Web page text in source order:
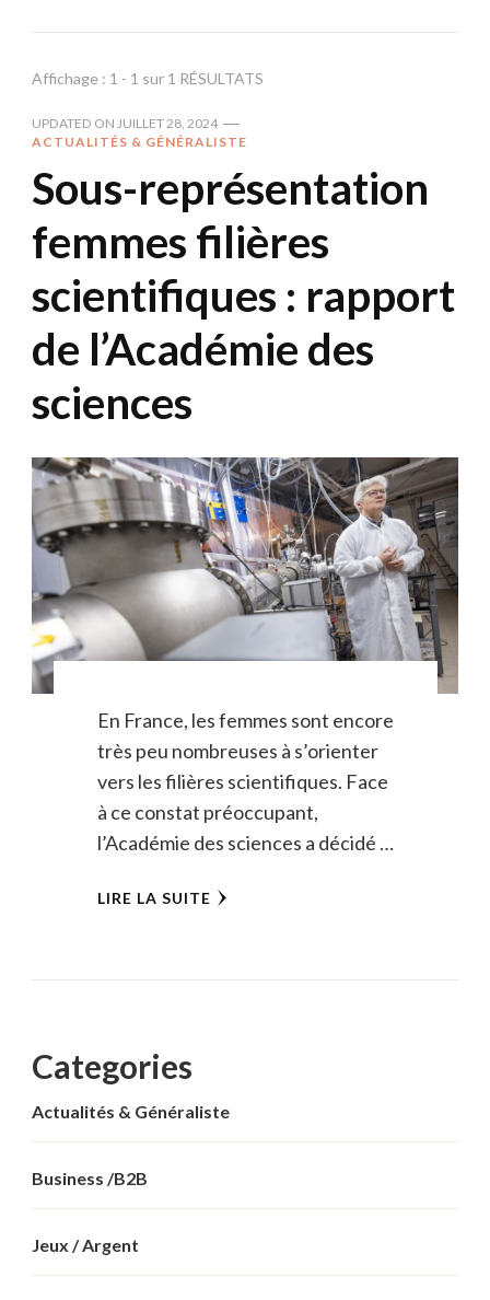
Affichage : 1 - 1 sur 1 RÉSULTATS
UPDATED ON JUILLET 28, 2024
ACTUALITÉS & GÉNÉRALISTE
Sous-représentation
femmes filières
scientifiques : rapport
de l’Académie des
sciences
En France, les femmes sont encore
très peu nombreuses à s’orienter
vers les filières scientifiques. Face
à ce constat préoccupant,
l’Académie des sciences a décidé …
LIRE LA SUITE
Categories
Actualités & Généraliste
Business /B2B
Jeux / Argent